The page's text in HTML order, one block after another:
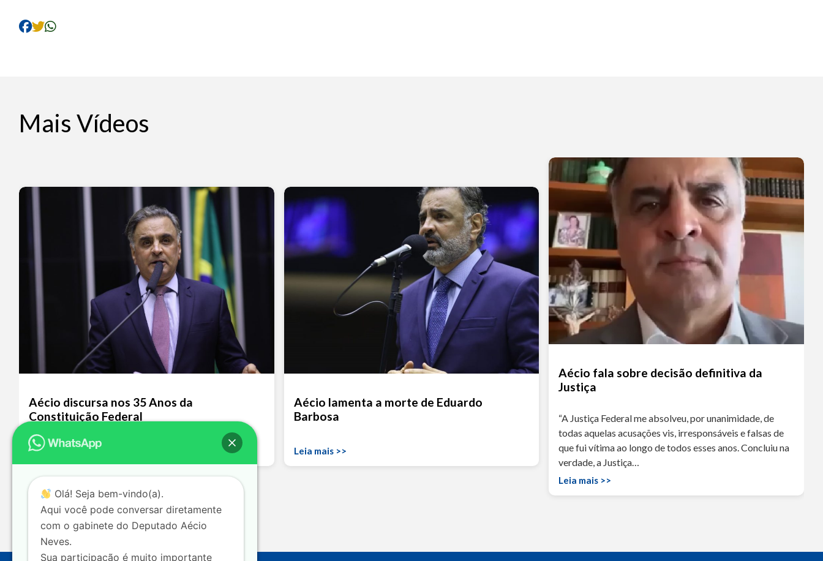
Mais Vídeos
Aécio discursa nos 35 Anos da
Constituição Federal
Leia mais >>
Aécio lamenta a morte de Eduardo
Barbosa
Leia mais >>
Aécio fala sobre decisão definitiva da
Justiça
“A Justiça Federal me absolveu, por unanimidade, de
todas aquelas acusações vis, irresponsáveis e falsas de
que fui vítima ao longo de todos esses anos. Concluiu na
verdade, a Justiça…
Leia mais >>
Olá! Seja bem-vindo(a).
Aqui você pode conversar diretamente
com o gabinete do Deputado Aécio
Neves.
Sua participação é muito importante